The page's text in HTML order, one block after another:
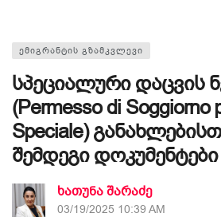
ᲔᲛᲘᲒᲠᲐᲜᲢᲘᲡ ᲒᲖᲐᲛᲙᲕᲚᲔᲕᲘ
სპეციალური დაცვის
(Permesso di Soggiorno
Speciale)
შემდეგი დოკუმენტები
ხათუნა შარაძე
03/19/2025 10:39 AM